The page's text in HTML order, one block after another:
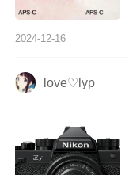
2024-12-16
love♡lyp